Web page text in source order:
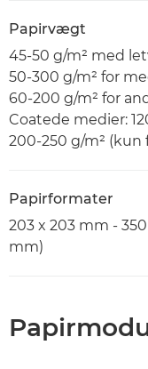
Papirvægt
45-50 g/m² med
50-300 g/m² for
60-200 g/m² for
Coatede medier:
200-250 g/m²
Papirformater
203 x 203 mm -
mm)